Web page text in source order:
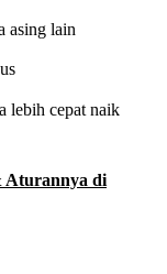
asing lain
lebih cepat naik
Aturannya di